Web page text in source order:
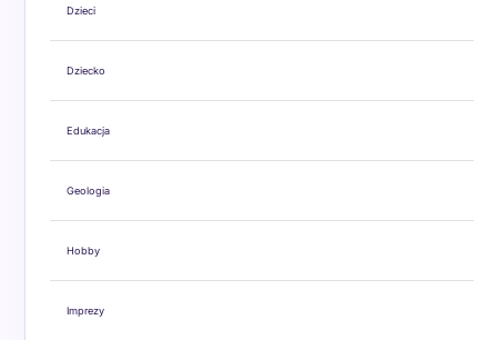
Dzieci
Dziecko
Edukacja
Geologia
Hobby
Imprezy